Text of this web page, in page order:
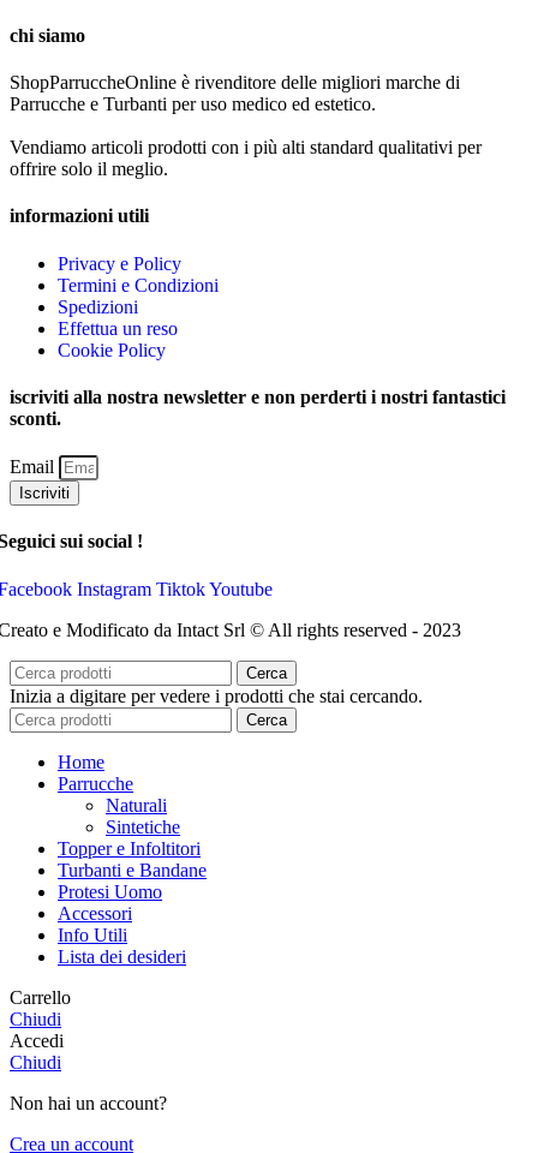
chi siamo
ShopParruccheOnline è rivenditore delle migliori marche di
Parrucche e Turbanti per uso medico ed estetico.
Vendiamo articoli prodotti con i più alti standard qualitativi per
offrire solo il meglio.
informazioni utili
Privacy e Policy
Termini e Condizioni
Spedizioni
Effettua un reso
Cookie Policy
iscriviti alla nostra newsletter e non perderti i nostri fantastici
sconti.
Email
Iscriviti
sui social !
Instagram TiktokYoutube
e Modificato da Intact Srl © All rights reserved - 2023
Cerca
Inizia a digitare per vedere i prodotti che stai cercando.
Cerca
Home
Parrucche
Naturali
Sintetiche
Topper e Infoltitori
Turbanti e Bandane
Protesi Uomo
Accessori
Info Utili
Lista dei desideri
Carrello
Chiudi
Accedi
Chiudi
Non hai un account?
Crea un account